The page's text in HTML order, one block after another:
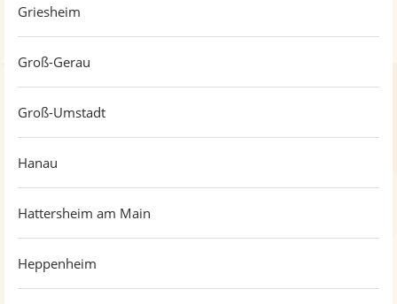
Griesheim
Groß-Gerau
Groß-Umstadt
Hanau
Hattersheim am Main
Heppenheim